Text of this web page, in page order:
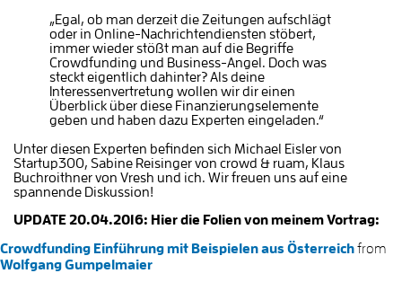
„Egal, ob man derzeit die Zeitungen aufschlägt
oder in Online-Nachrichtendiensten stöbert,
immer wieder stößt man auf die Begriffe
Crowdfunding und Business-Angel. Doch was
steckt eigentlich dahinter? Als deine
Interessenvertretung wollen wir dir einen
Überblick über diese Finanzierungselemente
geben und haben dazu Experten eingeladen.“
Unter diesen Experten befinden sich Michael Eisler von
Startup300, Sabine Reisinger von crowd & ruam, Klaus
Buchroithner von Vresh und ich. Wir freuen uns auf eine
spannende Diskussion!
UPDATE 20.04.2016: Hier die Folien von meinem Vortrag:
Crowdfunding Einführung mit Beispielen aus Österreichfrom
Wolfgang Gumpelmaier